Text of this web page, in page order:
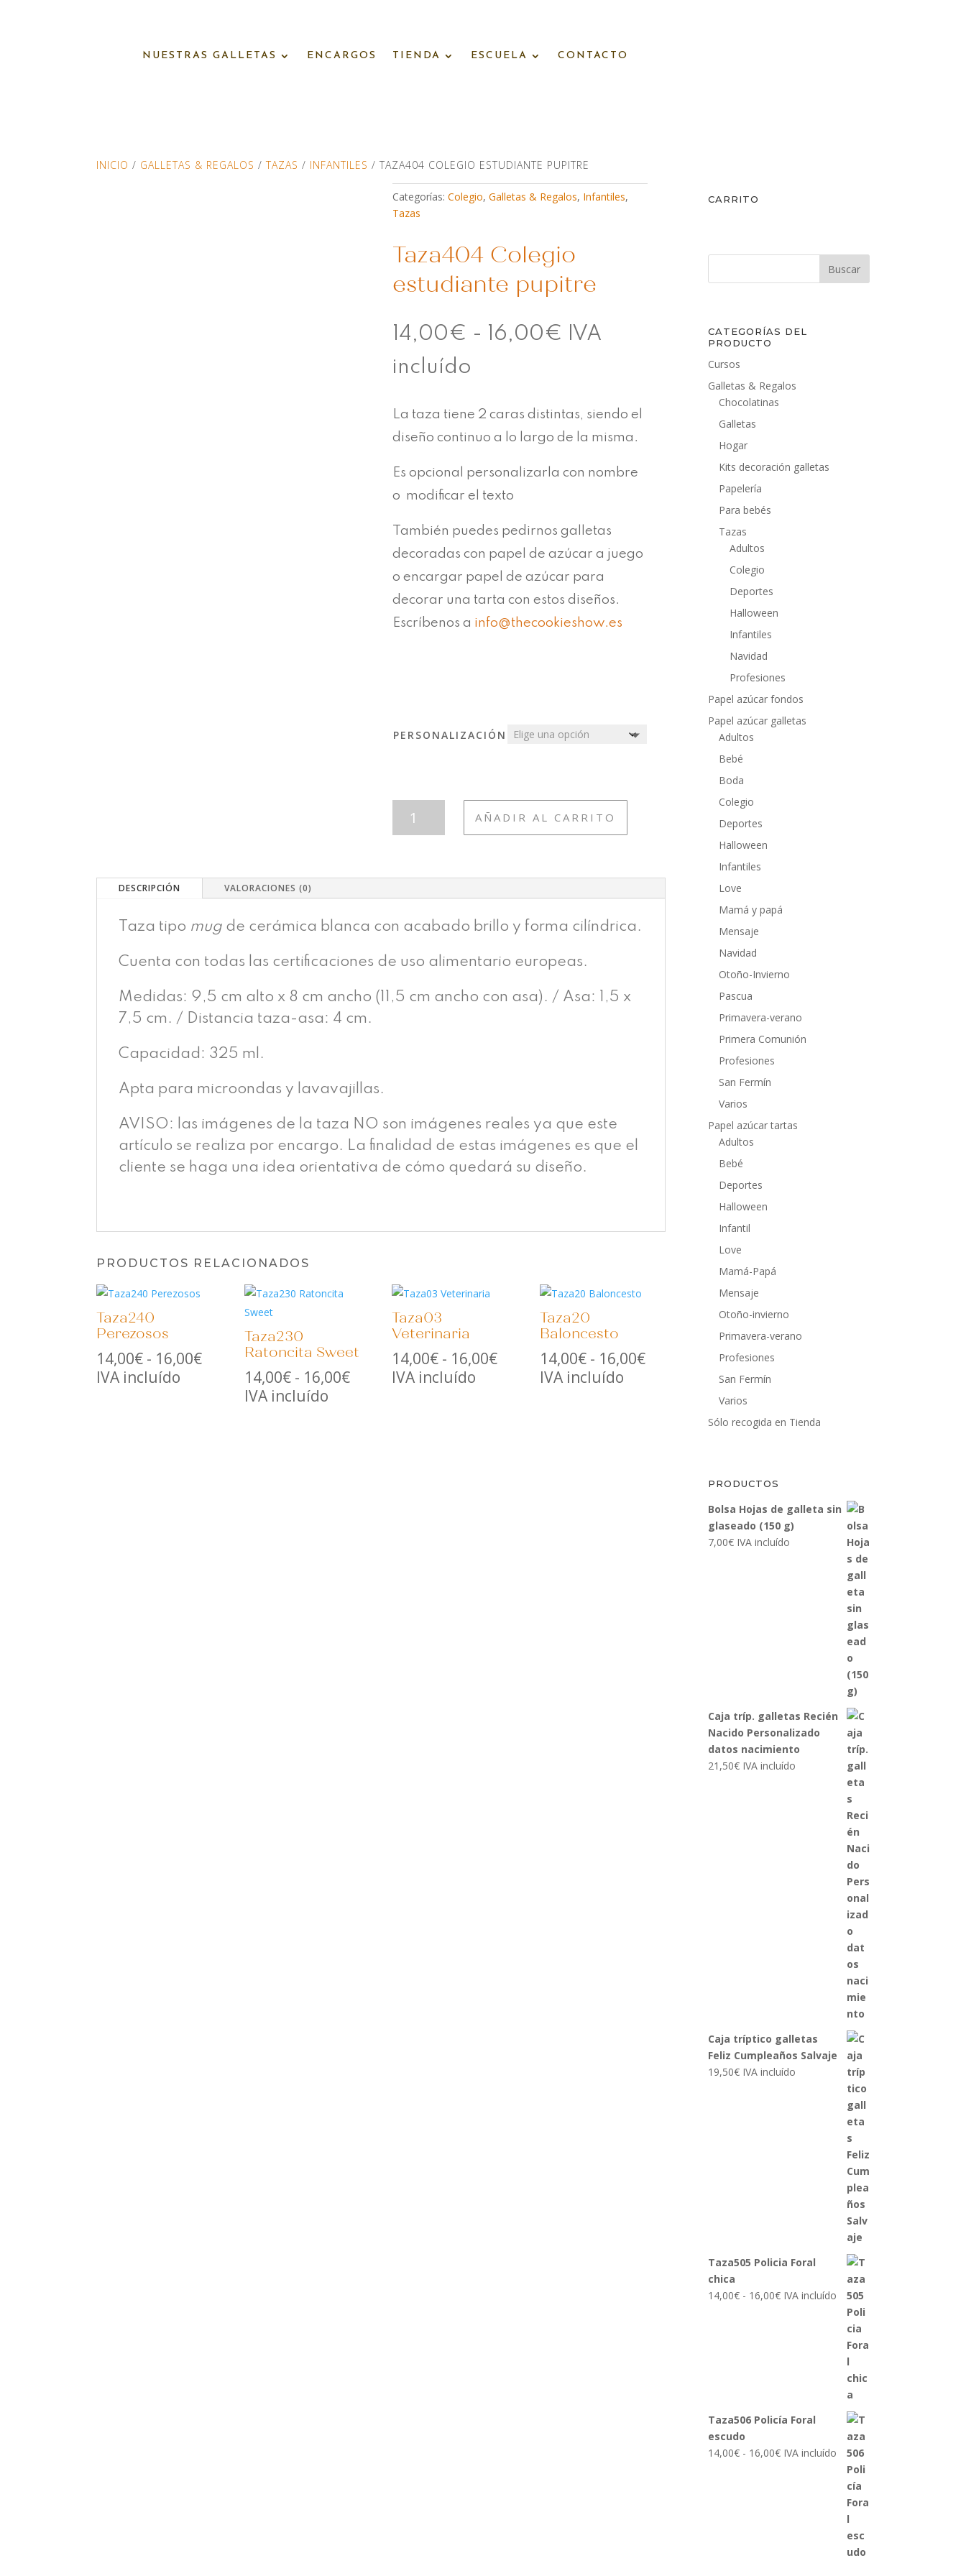
NUESTRAS GALLETAS ENCARGOS TIENDA ESCUELA CONTACTO
INICIO / GALLETAS & REGALOS /TAZAS / INFANTILES / TAZA404 COLEGIO ESTUDIANTE PUPITRE
Categorías:Colegio,Galletas & Regalos, Infantiles,
Tazas
Taza404 Colegio
estudiante pupitre
14,00€ - 16,00€ Rango
desde
14,00€
16,00€
IVA
incluído
La taza tiene 2 caras distintas, siendo el
diseño continuo a lo largo de la misma.
Es opcional personalizarla con nombre
o modificar el texto
También puedes pedirnos galletas
decoradas con papel de azúcar a juego
o encargar papel de azúcar para
decorar una tarta con estos diseños.
Escríbenos a info@thecookieshow.es
PERSONALIZACIÓN
COLEGIO
AÑADIR AL CARRITO
DESCRIPCIÓN VALORACIONES (0)
Taza tipo mug de cerámica blanca con acabado brillo y forma cilíndrica.
Cuenta con todas las certificaciones de uso alimentario europeas.
Medidas: 9,5 cm alto x 8 cm ancho (11,5 cm ancho con asa). / Asa: 1,5 x
7,5 cm. / Distancia taza-asa: 4 cm.
Capacidad: 325 ml.
Apta para microondas y lavavajillas.
AVISO: las imágenes de la taza NO son imágenes reales ya que este
artículo se realiza por encargo. La finalidad de estas imágenes es que el
cliente se haga una idea orientativa de cómo quedará su diseño.
PRODUCTOS RELACIONADOS
Taza240
Perezosos
14,00€ - 16,00€Rango
precios:
IVA incluído
Taza230
Ratoncita Sweet
14,00€ - 16,00€Rango
IVA incluído
Taza03
Veterinaria
14,00€ - 16,00€Rango
IVA incluído
Taza20
Baloncesto
14,00€ - 16,00€Rango
IVA incluído
CARRITO
CATEGORÍAS DEL
PRODUCTO
Cursos
Galletas & Regalos
Chocolatinas
Galletas
Hogar
Kits decoración galletas
Papelería
Para bebés
Tazas
Adultos
Colegio
Deportes
Halloween
Infantiles
Navidad
Profesiones
Papel azúcar fondos
Papel azúcar galletas
Adultos
Bebé
Boda
Colegio
Deportes
Halloween
Infantiles
Love
Mamá y papá
Mensaje
Navidad
Otoño-Invierno
Pascua
Primavera-verano
Primera Comunión
Profesiones
San Fermín
Varios
Papel azúcar tartas
Adultos
Bebé
Deportes
Halloween
Infantil
Love
Mamá-Papá
Mensaje
Otoño-invierno
Primavera-verano
Profesiones
San Fermín
Varios
Sólo recogida en Tienda
PRODUCTOS
Bolsa Hojas de galleta sin
glaseado (150 g)
7,00€ IVA incluído
Caja tríp. galletas Recién
Nacido Personalizado
datos nacimiento
21,50€ IVA incluído
Caja tríptico galletas
Feliz Cumpleaños Salvaje
19,50€ IVA incluído
Taza505 Policia Foral
chica
14,00€ - 16,00€Rango
IVA incluído
Taza506 Policía Foral
escudo
14,00€ - 16,00€Rango
IVA incluído